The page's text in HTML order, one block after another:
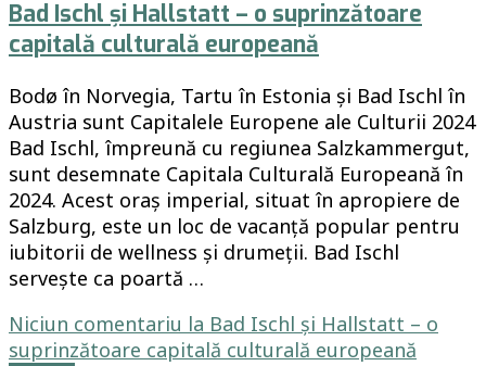
Bad Ischl și Hallstatt – o suprinzătoare
capitală culturală europeană
Bodø în Norvegia, Tartu în Estonia și Bad Ischl în
Austria sunt Capitalele Europene ale Culturii 2024
Bad Ischl, împreună cu regiunea Salzkammergut,
sunt desemnate Capitala Culturală Europeană în
2024. Acest oraș imperial, situat în apropiere de
Salzburg, este un loc de vacanță popular pentru
iubitorii de wellness și drumeții. Bad Ischl
servește ca poartă …
Niciun comentariu la Bad Ischl și Hallstatt – o
suprinzătoare capitală culturală europeană